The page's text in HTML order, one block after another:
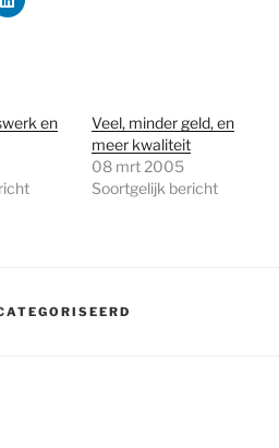
en
Veel, minder geld, en
meer kwaliteit
08 mrt 2005
Soortgelijk bericht